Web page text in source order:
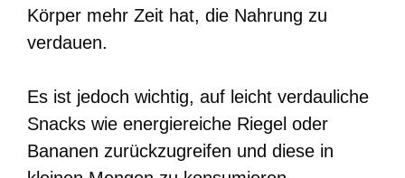
Körper mehr Zeit hat, die Nahrung zu
verdauen.
Es ist jedoch wichtig, auf leicht verdauliche
Snacks wie energiereiche Riegel oder
Bananen zurückzugreifen und diese in